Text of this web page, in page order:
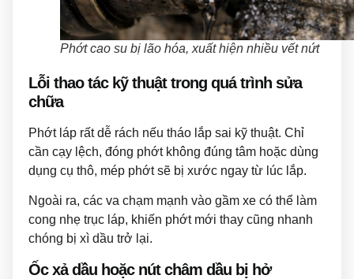
Phớt cao su bị lão hóa, xuất hiện nhiều vết nứt
Lỗi thao tác kỹ thuật trong quá trình sửa
chữa
Phớt láp rất dễ rách nếu tháo lắp sai kỹ thuật. Chỉ
cần cạy lệch, đóng phớt không đúng tâm hoặc dùng
dụng cụ thô, mép phớt sẽ bị xước ngay từ lúc lắp.
Ngoài ra, các va chạm mạnh vào gầm xe có thể làm
cong nhẹ trục láp, khiến phớt mới thay cũng nhanh
chóng bị xì dầu trở lại.
Ốc xả dầu hoặc nút châm dầu bị hở